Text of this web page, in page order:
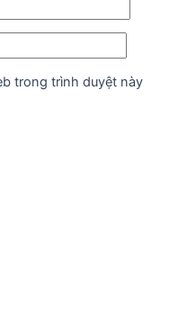
trong trình duyệt này